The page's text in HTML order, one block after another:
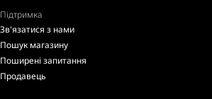
Підтримка
Зв'язатися з нами
Пошук магазину
Поширені запитання
Продавець